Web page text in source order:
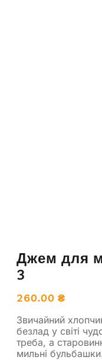
Джем для
3
260.00 ₴
Звичайний
безлад у світі
треба, а
мильні